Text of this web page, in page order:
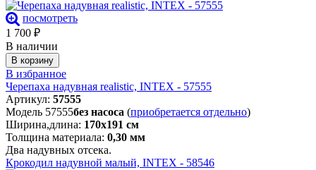
посмотреть
1 700 ₽
В наличии
В корзину
В избранное
Черепаха надувная realistic, INTEX - 57555
Артикул: 57555
Модель 57555без насоса (приобретается отдельно)
Ширина,длина: 170х191 см
Толщина материала: 0,30 мм
Два надувных отсека.
Крокодил надувной малый, INTEX - 58546